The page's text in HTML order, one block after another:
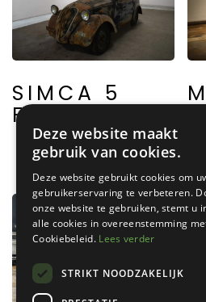
SIMCA 5
FOURGON
Deze website maakt
gebruik van cookies.
Deze website gebruikt cookies om
gebruikerservaring te verbeteren.
onze website te gebruiken, stemt u
alle cookies in overeenstemming
Cookiebeleid. Lees verder
STRIKT NOODZAKELIJK